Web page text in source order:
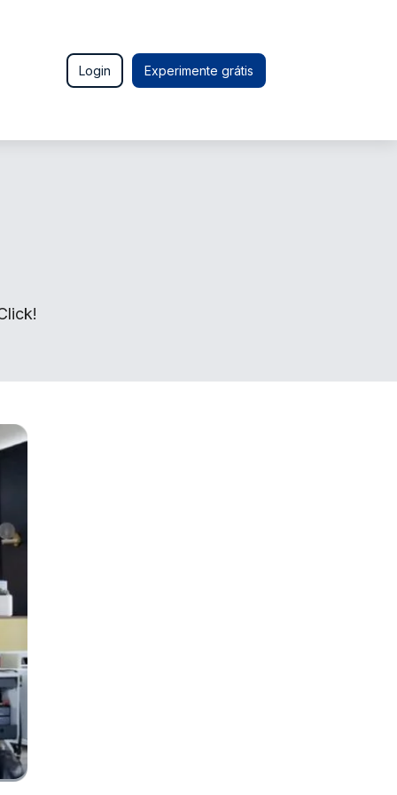
Login Experimente grátis